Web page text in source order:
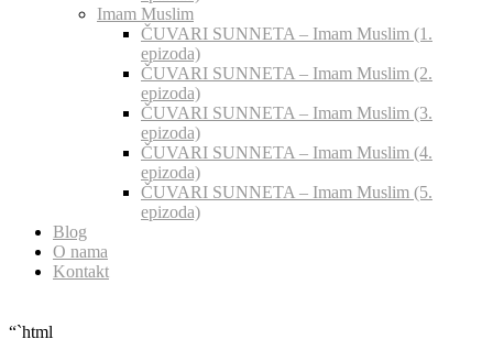
Imam Muslim
ČUVARI SUNNETA – Imam Muslim (1.
epizoda)
ČUVARI SUNNETA – Imam Muslim (2.
epizoda)
ČUVARI SUNNETA – Imam Muslim (3.
epizoda)
ČUVARI SUNNETA – Imam Muslim (4.
epizoda)
ČUVARI SUNNETA – Imam Muslim (5.
epizoda)
Blog
O nama
Kontakt
“`html